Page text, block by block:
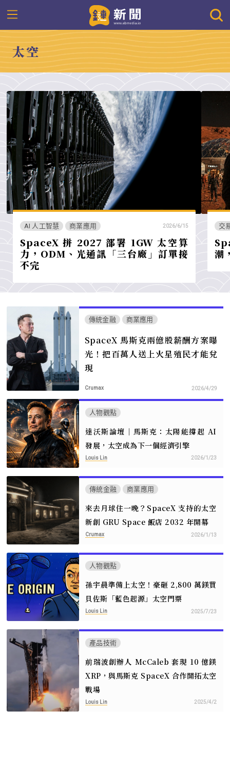
太空
AI 人工智慧 商業應用 2026/6/15
SpaceX 拼 2027 部署 1GW 太空算
力，ODM、光通訊「三台廠」訂單接
不完
交
潮
傳統金融 商業應用
SpaceX 馬斯克兩億股薪酬方案曝
光！把百萬人送上火星殖民才能兌
現
Crumax 2026/4/29
人物觀點
達沃斯論壇｜馬斯克：太陽能撐起 AI
發展，太空成為下一個經濟引擎
Louis Lin 2026/1/23
傳統金融 商業應用
來去月球住一晚？SpaceX 支持的太空
新創 GRU Space 飯店 2032 年開幕
Crumax 2026/1/13
人物觀點
孫宇晨準備上太空！豪砸 2,800 萬鎂買
貝佐斯「藍色起源」太空門票
Louis Lin 2025/7/23
產品技術
前瑞波創辦人 McCaleb 套現 10 億鎂
XRP，與馬斯克 SpaceX 合作開拓太空
戰場
Louis Lin 2025/4/2